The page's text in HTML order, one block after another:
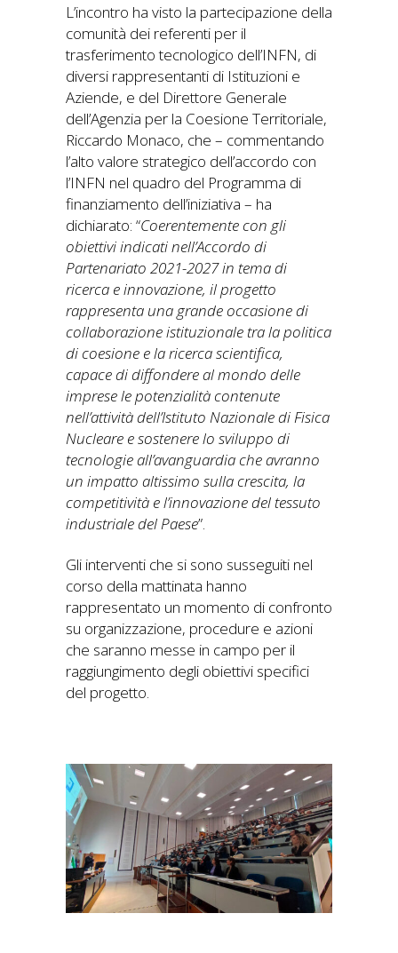
L’incontro ha visto la partecipazione della
comunità dei referenti per il
trasferimento tecnologico dell’INFN, di
diversi rappresentanti di Istituzioni e
Aziende, e del Direttore Generale
dell’Agenzia per la Coesione Territoriale,
Riccardo Monaco, che – commentando
l’alto valore strategico dell’accordo con
l’INFN nel quadro del Programma di
finanziamento dell’iniziativa – ha
dichiarato: “Coerentemente con gli
obiettivi indicati nell’Accordo di
Partenariato 2021-2027 in tema di
ricerca e innovazione, il progetto
rappresenta una grande occasione di
collaborazione istituzionale tra la politica
di coesione e la ricerca scientifica,
capace di diffondere al mondo delle
imprese le potenzialità contenute
nell’attività dell’Istituto Nazionale di Fisica
Nucleare e sostenere lo sviluppo di
tecnologie all’avanguardia che avranno
un impatto altissimo sulla crescita, la
competitività e l’innovazione del tessuto
industriale del Paese”.
Gli interventi che si sono susseguiti nel
corso della mattinata hanno
rappresentato un momento di confronto
su organizzazione, procedure e azioni
che saranno messe in campo per il
raggiungimento degli obiettivi specifici
del progetto.